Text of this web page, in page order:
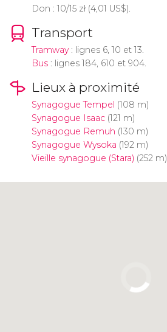
Don : 10/15 zł(4,01 US$).
Transport
Tramway: lignes 6, 10 et 13.
Bus: lignes 184, 610 et 904.
Lieux à proximité
Synagogue Tempel (108 m)
Synagogue Isaac(121 m)
Synagogue Remuh (130 m)
Synagogue Wysoka (192 m)
Vieille synagogue (Stara) (252 m)